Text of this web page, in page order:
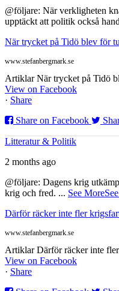
@följare: När verkligheten
upptäckt att politik också
När trycket på Tidö blev för
www.stefanbergmark.se
Artiklar När trycket på Tidö
View on Facebook
· Share
Share on Facebook
Litteratur & Politik
2 months ago
@följare: Dagens krig
krig och fred. ... See More
Därför räcker inte fler
www.stefanbergmark.se
Artiklar Därför räcker inte
View on Facebook
· Share